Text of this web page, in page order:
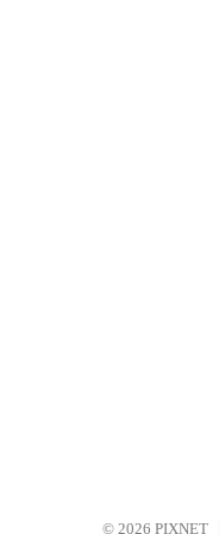
© 2026 PIXNET